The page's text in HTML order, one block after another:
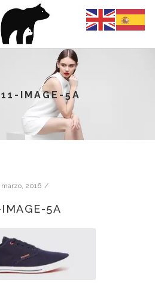
IMAGE-5A
marzo, 2016
5A